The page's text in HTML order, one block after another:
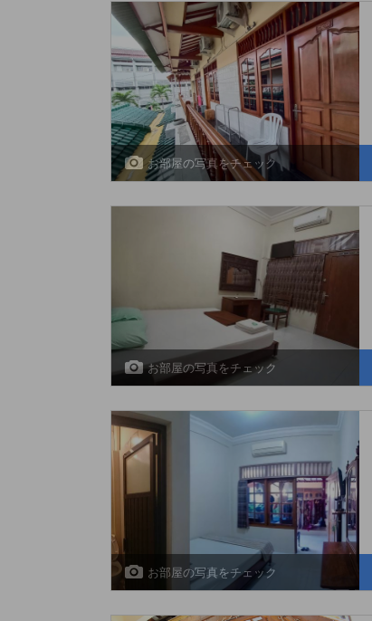
お部屋の写真をチェック
お部屋の写真をチェック
お部屋の写真をチェック